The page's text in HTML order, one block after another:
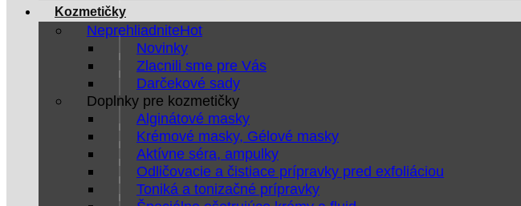
Kozmetičky
Neprehliadnite
Novinky
Zlacnili sme pre Vás
Darčekové sady
Doplnky pre kozmetičky
Alginátové masky
Krémové masky, Gélové masky
Aktívne séra, ampulky
Odličovacie a čistiace prípravky pred exfoliáciou
Toniká a tonizačné prípravky